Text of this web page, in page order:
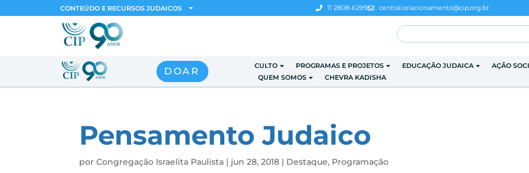
CONTEÚDO E RECURSOS JUDAICOS 11 2808-6299 central.relacionamento@cip.org.br
DOAR CULTO PROGRAMAS E PROJETOS EDUCAÇÃO JUDAICA
AÇÃO
QUEM SOMOS
CHEVRA KADISHA
Pensamento Judaico
porCongregação Israelita Paulista | jun 28, 2018 | Destaque, Programação